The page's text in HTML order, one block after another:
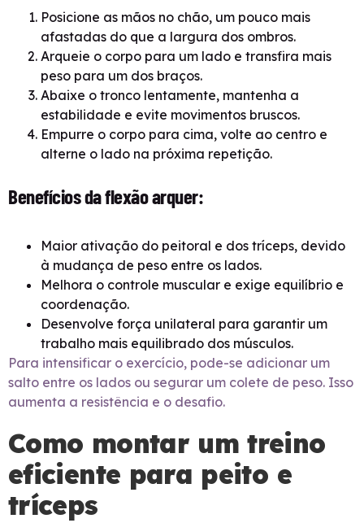
Posicione as mãos no chão, um pouco mais
afastadas do que a largura dos ombros.
Arqueie o corpo para um lado e transfira mais
peso para um dos braços.
Abaixe o tronco lentamente, mantenha a
estabilidade e evite movimentos bruscos.
Empurre o corpo para cima, volte ao centro e
alterne o lado na próxima repetição.
Benefícios da flexão arquer:
Maior ativação do peitoral e dos tríceps, devido
à mudança de peso entre os lados.
Melhora o controle muscular e exige equilíbrio e
coordenação.
Desenvolve força unilateral para garantir um
trabalho mais equilibrado dos músculos.
Para intensificar o exercício, pode-se adicionar um
salto entre os lados ou segurar um colete de peso. Isso
aumenta a resistência e o desafio.
Como montar um treino
eficiente para peito e
tríceps